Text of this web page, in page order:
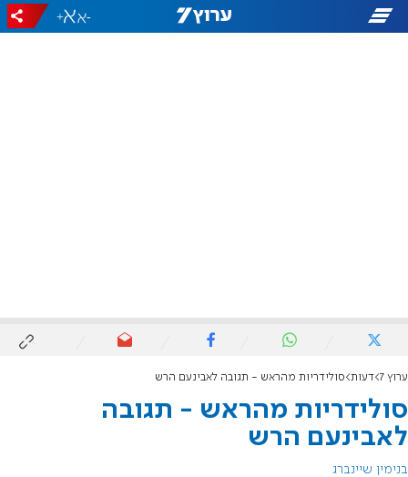
-
+
ערוץ 7 דעות סולידריות מהראש - תגובה לאבינעם הרש
סולידריות מהראש - תגובה
לאבינעם הרש
בנימין שיינברג